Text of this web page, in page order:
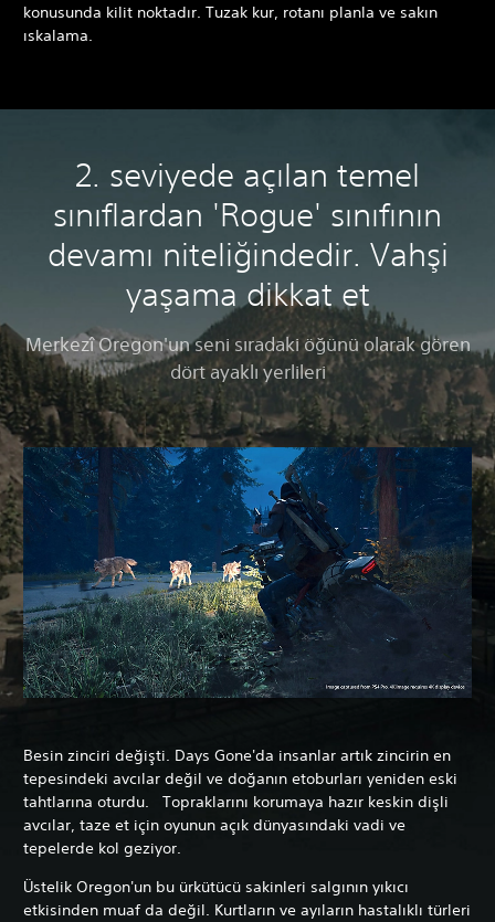
konusunda kilit noktadır. Tuzak kur, rotanı planla ve sakın
ıskalama.
2. seviyede açılan temel
sınıflardan 'Rogue' sınıfının
devamı niteliğindedir. Vahşi
yaşama dikkat et
Merkezî Oregon'un seni sıradaki öğünü olarak gören
dört ayaklı yerlileri
Besin zinciri değişti. Days Gone'da insanlar artık zincirin en
tepesindeki avcılar değil ve doğanın etoburları yeniden eski
tahtlarına oturdu. Topraklarını korumaya hazır keskin dişli
avcılar, taze et için oyunun açık dünyasındaki vadi ve
tepelerde kol geziyor.
Üstelik Oregon'un bu ürkütücü sakinleri salgının yıkıcı
etkisinden muaf da değil. Kurtların ve ayıların hastalıklı türleri